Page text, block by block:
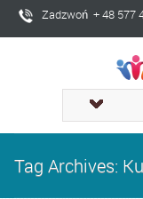
Zadzwoń + 48 577
Tag Archives: